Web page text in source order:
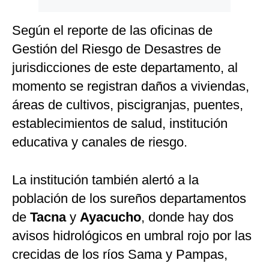
Según el reporte de las oficinas de
Gestión del Riesgo de Desastres de
jurisdicciones de este departamento, al
momento se registran daños a viviendas,
áreas de cultivos, piscigranjas, puentes,
establecimientos de salud, institución
educativa y canales de riesgo.
La institución también alertó a la
población de los sureños departamentos
de Tacnay Ayacucho, donde hay dos
avisos hidrológicos en umbral rojo por las
crecidas de los ríos Sama y Pampas,